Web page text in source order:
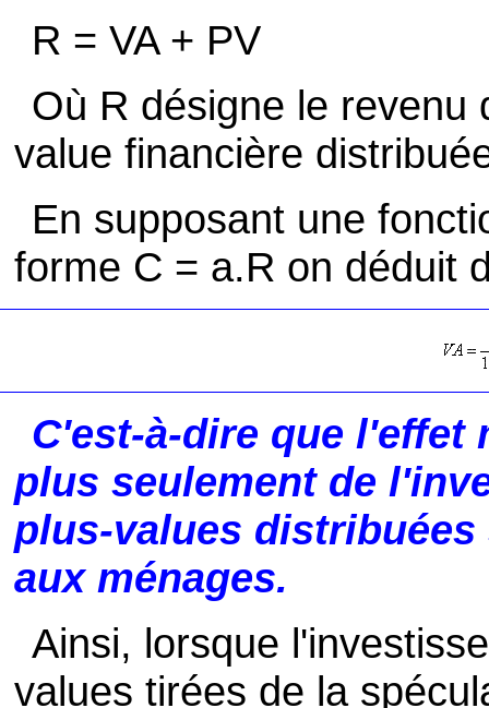
R = VA + PV
Où R désigne le revenu
value financière
En supposant une
forme C = a.R on déduit
C'est-à-dire que
plus seulement de
plus-values
aux ménages.
Ainsi, lorsque
values tirées de la